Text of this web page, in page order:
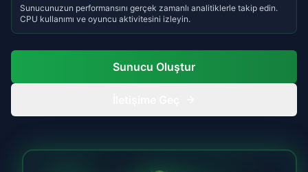
Sunucunuzun performansını gerçek zamanlı analitiklerle takip edin.
CPU kullanımı ve oyuncu aktivitesini izleyin.
Sunucu Oluştur